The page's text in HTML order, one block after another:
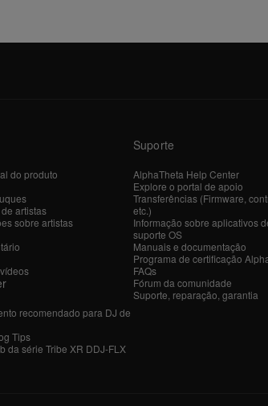
do produto
artistas
sobre artistas
recomendado para DJ de
Tips
da série Tribe XR DDJ-FLX
Suporte
AlphaTheta Help Center
Explore o portal de apoio
Transferências (Firmware,
etc.)
Informação sobre aplicativos
suporte OS
Manuais e documentação
Programa de certificação
FAQs
Fórum da comunidade
Suporte, reparação, garantia